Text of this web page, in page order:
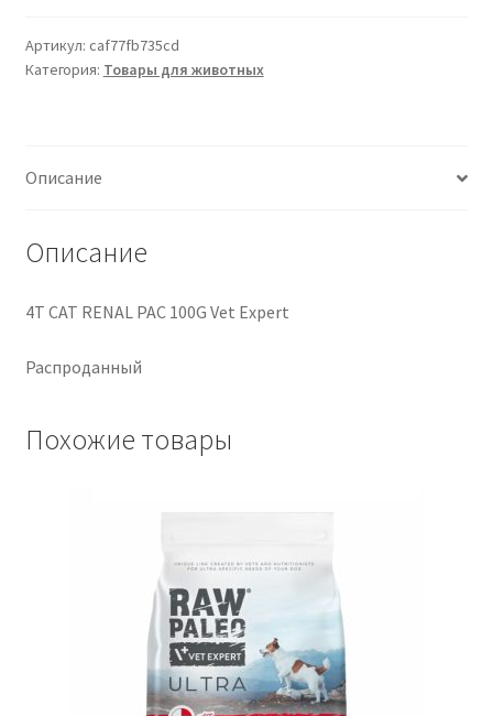
RENAL
PAC
Артикул: caf77fb735cd
Категория: Товары для животных
Описание
Описание
4T CAT RENAL PAC 100G Vet Expert
Распроданный
Похожие товары